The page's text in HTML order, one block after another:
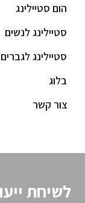
הום סטיילינג
סטיילינג לנשים
סטיילינג לגברים
בלוג
צור קשר
לשיחת